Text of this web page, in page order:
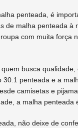
penteada, é
de malha penteada à
com muita força
busca
penteada e a
camisetas e
a malha penteada
não deixe de